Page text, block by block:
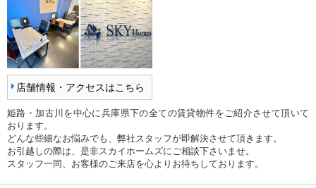
店舗情報・アクセスはこちら
姫路・加古川を中心に兵庫県下の全ての賃貸物件をご紹介させて頂いて
おります。
どんな些細なお悩みでも、弊社スタッフが即解決させて頂きます。
お引越しの際は、是非スカイホームズにご相談下さいませ。
スタッフ一同、お客様のご来店を心よりお待ちしております。